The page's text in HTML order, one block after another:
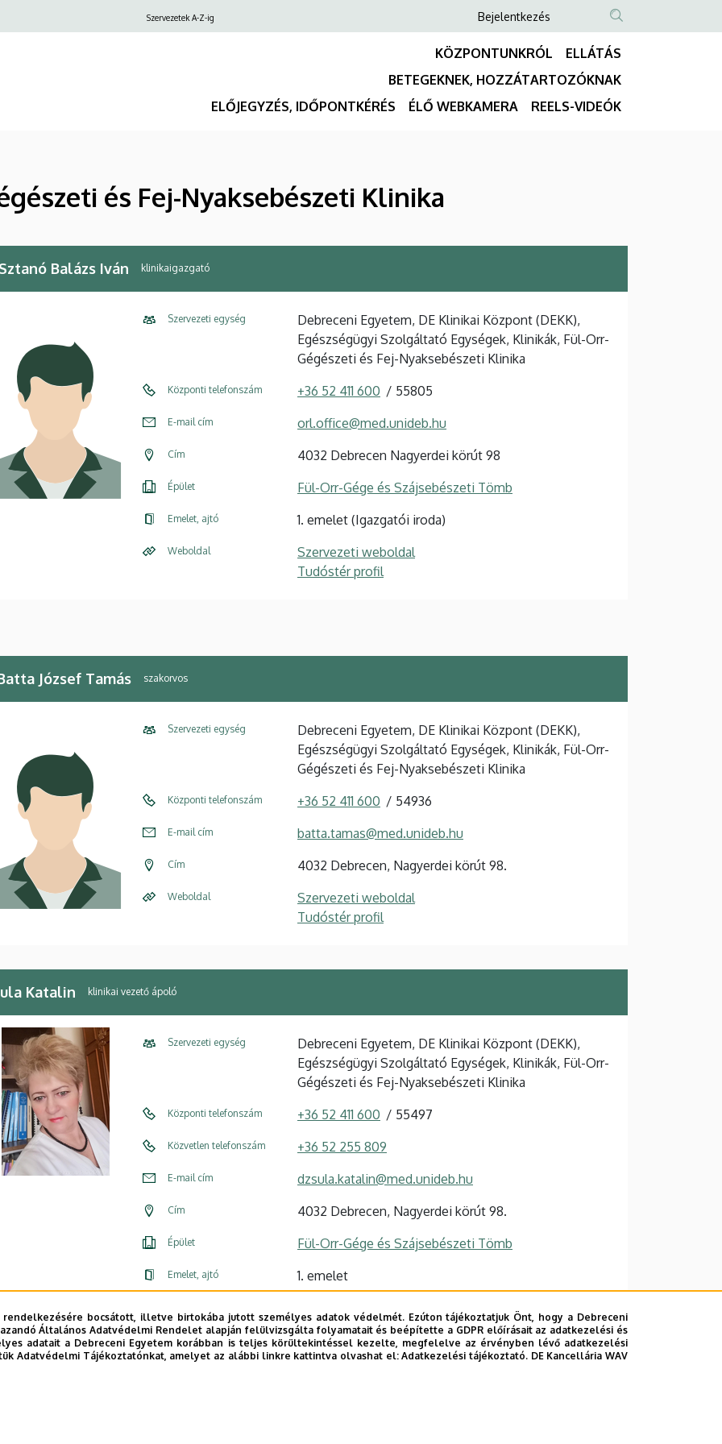
bocsátott, illetve birtokába jutott személyes adatok védelmét. Ezúton tájékoztatjuk Önt, hogy a Debreceni
Általános Adatvédelmi Rendelet alapján felülvizsgálta folyamatait és beépítette a GDPR előírásait az adatkezelési és
adatait a Debreceni Egyetem korábban is teljes körültekintéssel kezelte, megfelelve az érvényben lévő adatkezelési
Adatvédelmi Tájékoztatónkat, amelyet az alábbi linkre kattintva olvashat el:Adatkezelési tájékoztató. DE Kancellária WAV
Szervezetek A-Z-ig
Anonim
Felhasználói
fiók
menüje
Bejelentkezés
NYELVVÁLASZTÓ
TARTALOM
KERESÉSE
KÖZPONTUNKRÓL
ELLÁTÁS
BETEGEKNEK, HOZZÁTARTOZÓKNAK
ELŐJEGYZÉS, IDŐPONTKÉRÉS
ÉLŐ WEBKAMERA REELS-VIDEÓK
és Fej-Nyaksebészeti Klinika
Balázs Iván klinikaigazgató
Szervezeti egység
Debreceni Egyetem, DE Klinikai Központ (DEKK),
Egészségügyi Szolgáltató Egységek, Klinikák, Fül-Orr-
Gégészeti és Fej-Nyaksebészeti Klinika
Központi telefonszám +36 52 411 600 55805
E-mail cím orl.office@med.unideb.hu
Cím 4032 Debrecen Nagyerdei körút 98
Épület Fül-Orr-Gége és Szájsebészeti Tömb
Emelet, ajtó 1. emelet (Igazgatói iroda)
Weboldal
Szervezeti weboldal
Tudóstér profil
József Tamás szakorvos
Szervezeti egység
Debreceni Egyetem, DE Klinikai Központ (DEKK),
Egészségügyi Szolgáltató Egységek, Klinikák, Fül-Orr-
Gégészeti és Fej-Nyaksebészeti Klinika
Központi telefonszám +36 52 411 600 54936
E-mail cím batta.tamas@med.unideb.hu
Cím 4032 Debrecen, Nagyerdei körút 98.
Weboldal
Szervezeti weboldal
Tudóstér profil
Katalin klinikai vezető ápoló
Szervezeti egység
Debreceni Egyetem, DE Klinikai Központ (DEKK),
Egészségügyi Szolgáltató Egységek, Klinikák, Fül-Orr-
Gégészeti és Fej-Nyaksebészeti Klinika
Központi telefonszám +36 52 411 600 55497
Közvetlen telefonszám +36 52 255 809
E-mail cím dzsula.katalin@med.unideb.hu
Cím 4032 Debrecen, Nagyerdei körút 98.
Épület Fül-Orr-Gége és Szájsebészeti Tömb
Emelet, ajtó 1. emelet